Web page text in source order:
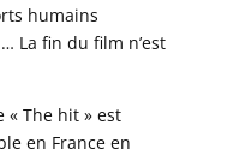
humains
La fin du film n’est
« The hit » est
en France en